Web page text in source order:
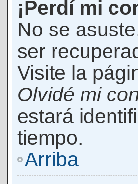
¡Perdí mi
No se
ser
Visite la
Olvidé mi
estará
tiempo.
Arriba